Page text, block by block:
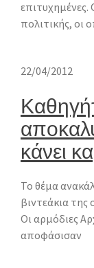
επιτυχημένες.
πολιτικής, οι
22/04/2012
κάνει
Το θέμα
βιντεάκια
Οι αρμόδιες
αποφάσισαν